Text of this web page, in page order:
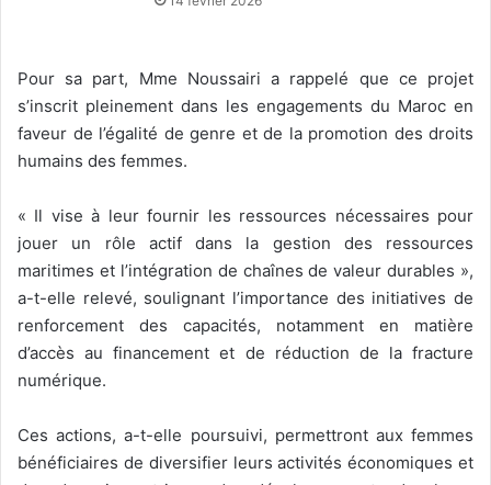
Pour sa part, Mme Noussairi a rappelé que ce projet
s’inscrit pleinement dans les engagements du Maroc en
faveur de l’égalité de genre et de la promotion des droits
humains des femmes.
« Il vise à leur fournir les ressources nécessaires pour
jouer un rôle actif dans la gestion des ressources
maritimes et l’intégration de chaînes de valeur durables »,
a-t-elle relevé, soulignant l’importance des initiatives de
renforcement des capacités, notamment en matière
d’accès au financement et de réduction de la fracture
numérique.
Ces actions, a-t-elle poursuivi, permettront aux femmes
bénéficiaires de diversifier leurs activités économiques et